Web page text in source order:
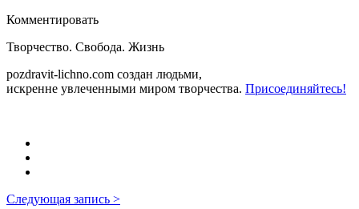
Комментировать
Творчество. Свобода. Жизнь
pozdravit-lichno.com создан людьми,
искренне увлеченными миром творчества. Присоединяйтесь!
Следующая запись >